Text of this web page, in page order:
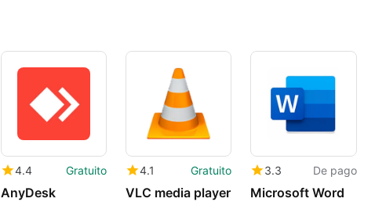
4.4 Gratuito
AnyDesk
4.1 Gratuito
VLC media player
3.3 De pago
Microsoft Word